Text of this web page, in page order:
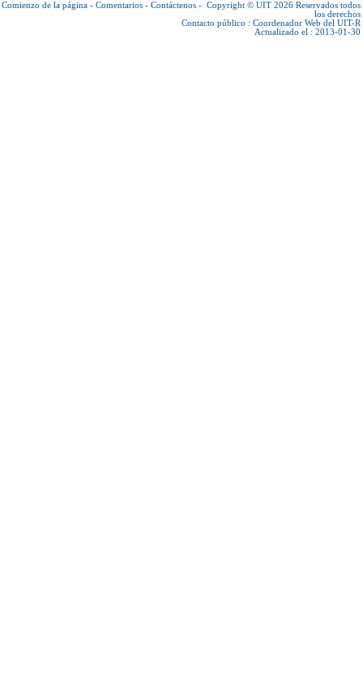
Comienzo de la página - Comentarios - Contáctenos - Copyright © UIT 2026 Reservados todos
los derechos
Contacto público : Coordenador Web del UIT-R
Actualizado el : 2013-01-30